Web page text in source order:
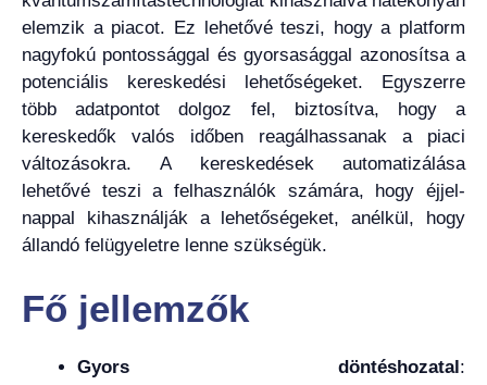
elemzik a piacot. Ez lehetővé teszi, hogy a platform
nagyfokú pontossággal és gyorsasággal azonosítsa a
potenciális kereskedési lehetőségeket. Egyszerre
több adatpontot dolgoz fel, biztosítva, hogy a
kereskedők valós időben reagálhassanak a piaci
változásokra. A kereskedések automatizálása
lehetővé teszi a felhasználók számára, hogy éjjel-
nappal kihasználják a lehetőségeket, anélkül, hogy
állandó felügyeletre lenne szükségük.
Fő jellemzők
Gyors döntéshozatal: